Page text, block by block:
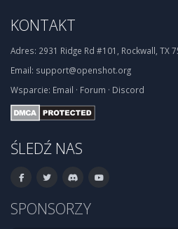
KONTAKT
Adres: 2931 Ridge Rd #101, Rockwall, TX
Email: support@openshot.org
Wsparcie: Email · Forum · Discord
ŚLEDŹ NAS
SPONSORZY